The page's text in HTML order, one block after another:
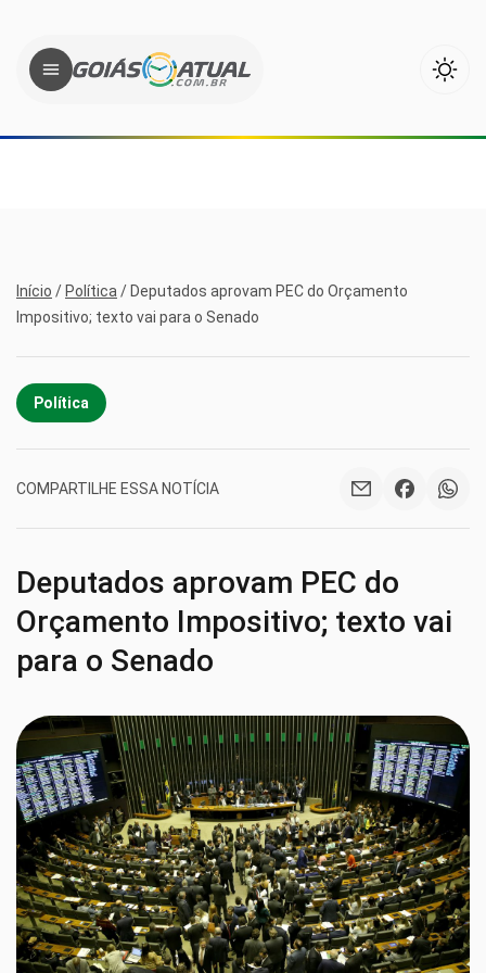
Início / Política / Deputados aprovam PEC do Orçamento
Impositivo; texto vai para o Senado
Política
COMPARTILHE ESSA NOTÍCIA
Deputados aprovam PEC do
Orçamento Impositivo; texto vai
para o Senado